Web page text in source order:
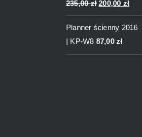
Oceniono
5.00
235,00zł Pierwotna
cena
wynosiła:
235,00 zł.
200,00 zł
Planner ścienny 2016
| KP-W8 87,00zł